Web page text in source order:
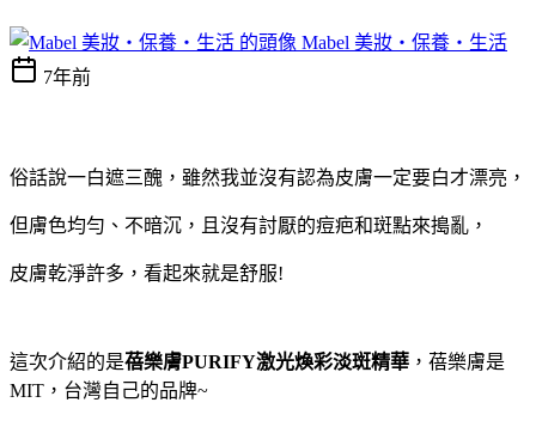
Mabel 美妝‧保養‧生活
7年前
俗話說一白遮三醜，雖然我並沒有認為皮膚一定要白才漂亮，
但膚色均勻、不暗沉，且沒有討厭的痘疤和斑點來搗亂，
皮膚乾淨許多，看起來就是舒服!
這次介紹的是蓓樂膚PURIFY激光煥彩淡斑精華 ，蓓樂膚是
MIT，台灣自己的品牌~